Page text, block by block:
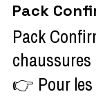
Pack
Pack
👉 Pour les